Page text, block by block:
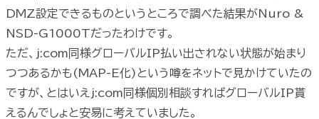
DMZ設定できるものというところで調べた結果がNuro &
NSD-G1000Tだったわけです。
ただ、j:com同様グローバルIP払い出されない状態が始まり
つつあるかも(MAP-E化)という噂をネットで見かけていたの
ですが、とはいえj:com同様個別相談すればグローバルIP貰
えるんでしょと安易に考えていました。